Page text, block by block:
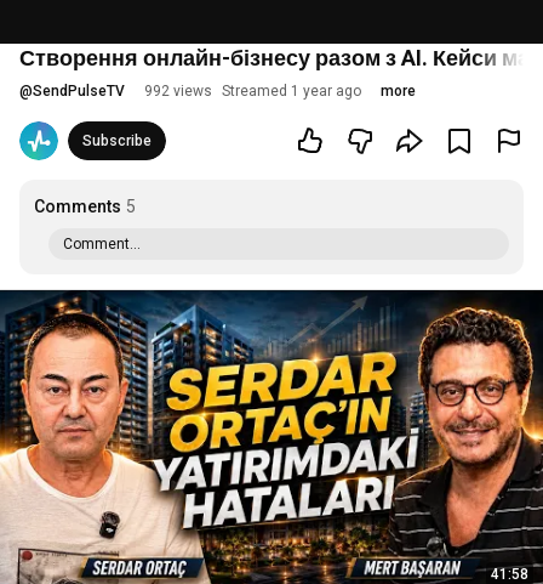
Створення онлайн-бізнесу разом з AI. Кейси
@SendPulseTV 992 views Streamed 1 year ago more
Subscribe
Comments 5
Comment...
41:58